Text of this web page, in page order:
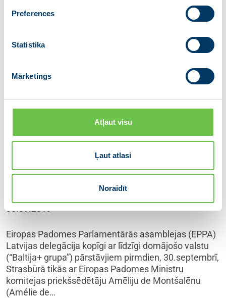
Preferences
Statistika
Mārketings
Atļaut visu
Ļaut atlasi
Noraidīt
Latvijas delegācija EPPA Strasbūrā
atkārtoti pauž protestu pret
Krievijas balsstiesību atjaunošanu
30.09.2019
Eiropas Padomes Parlamentārās asamblejas (EPPA)
Latvijas delegācija kopīgi ar līdzīgi domājošo valstu
(“Baltija+ grupa”) pārstāvjiem pirmdien, 30.septembrī,
Strasbūrā tikās ar Eiropas Padomes Ministru
komitejas priekšsēdētāju Amēliju de Montšalēnu
(Amélie de…